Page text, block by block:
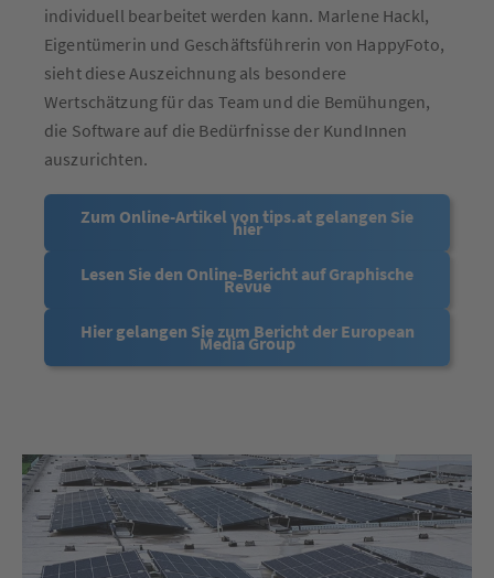
individuell bearbeitet werden kann. Marlene Hackl,
Eigentümerin und Geschäftsführerin von HappyFoto,
sieht diese Auszeichnung als besondere
Wertschätzung für das Team und die Bemühungen,
die Software auf die Bedürfnisse der KundInnen
auszurichten.
Zum Online-Artikel von tips.at gelangen Sie
hier
Lesen Sie den Online-Bericht auf Graphische
Revue
Hier gelangen Sie zum Bericht der European
Media Group